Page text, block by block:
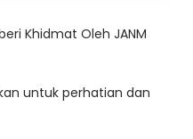
Khidmat Oleh JANM
untuk perhatian dan